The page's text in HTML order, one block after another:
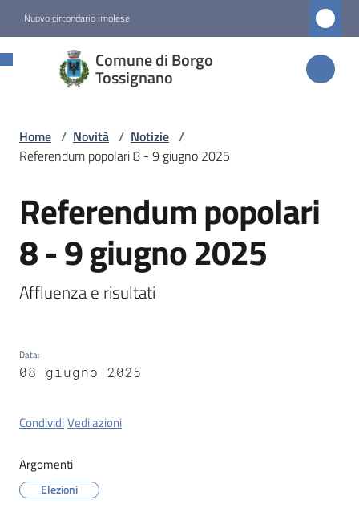
Nuovo circondario imolese
Comune di Borgo
Tossignano
Comune di
Borgo
Novità
Tossignano
Servizi
on-
line
Home / Novità / Notizie /
Referendum popolari 8 - 9 giugno 2025
Salta al contenuto
Referendum popolari
8 - 9 giugno 2025
Affluenza e risultati
Data:
08 giugno 2025
CondividiVedi azioni
Argomenti
Elezioni